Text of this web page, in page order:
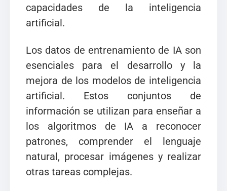
capacidades de la inteligencia
artificial.
Los datos de entrenamiento de IA son
esenciales para el desarrollo y la
mejora de los modelos de inteligencia
artificial. Estos conjuntos de
información se utilizan para enseñar a
los algoritmos de IA a reconocer
patrones, comprender el lenguaje
natural, procesar imágenes y realizar
otras tareas complejas.